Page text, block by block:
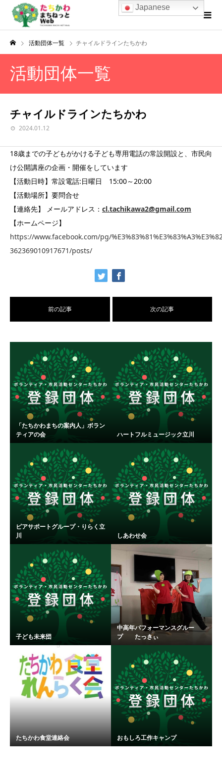
活動団体一覧 チャイルドラインたちかわ
活動団体一覧
チャイルドラインたちかわ
2024.01.12
18歳までの子どもがかける子ども専用電話の常設開設と、市民向
け公開講座の企画・開催をしています
【活動日時】常設電話:日曜日 15:00～20:00
【活動場所】要問合せ
【連絡先】 メールアドレス： cl.tachikawa2@gmail.com
【ホームページ】
https://www.facebook.com/pg/
362369010917671/posts/
前の記事 次の記事
「たちかわまちの案内人」ボラン
ティアの会
ハートフルミュージック立川
ピアサポートグループ・りらく立
川
しあわせ会
子ども未来団
中高年パフォーマンスグルー
プ たっきぃ
たちかわ食堂連絡会 おもしろ工作キャンプ
Japanese